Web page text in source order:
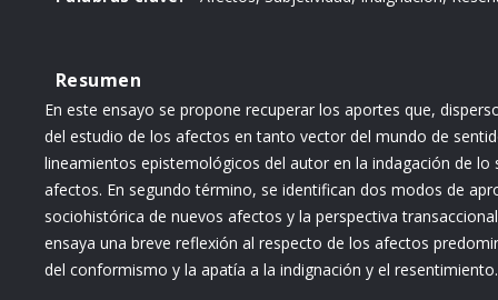
Resumen
En este ensayo se propone recuperar los aportes que,
del estudio de los afectos en tanto vector del mundo de
lineamientos epistemológicos del autor en la indagación de
afectos. En segundo término, se identifican dos modos de
sociohistórica de nuevos afectos y la perspectiva
ensaya una breve reflexión al respecto de los afectos
del conformismo y la apatía a la indignación y el resentimiento.